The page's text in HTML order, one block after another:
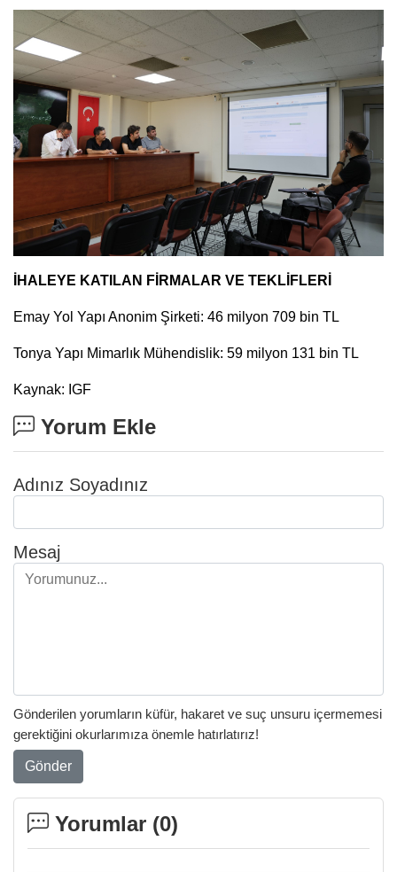
İHALEYE KATILAN FİRMALAR VE TEKLİFLERİ
Emay Yol Yapı Anonim Şirketi: 46 milyon 709 bin TL
Tonya Yapı Mimarlık Mühendislik: 59 milyon 131 bin TL
Kaynak: IGF
Yorum Ekle
Adınız Soyadınız
Mesaj
Gönderilen yorumların küfür, hakaret ve suç unsuru içermemesi
gerektiğini okurlarımıza önemle hatırlatırız!
Gönder
Yorumlar (0)